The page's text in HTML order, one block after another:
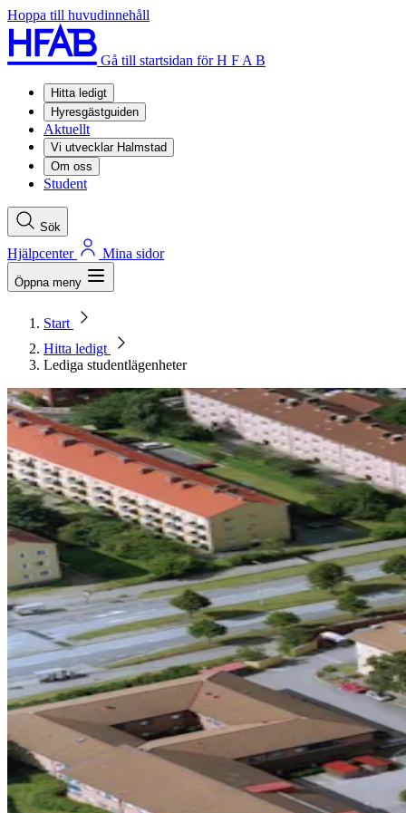
Hoppa till huvudinnehåll
Gå till startsidan för H F A B
Hitta ledigt
Hyresgästguiden
Aktuellt
Vi utvecklar Halmstad
Om oss
Student
Sök
Hjälpcenter Mina sidor
Öppna meny
Start
Hitta ledigt
Lediga studentlägenheter